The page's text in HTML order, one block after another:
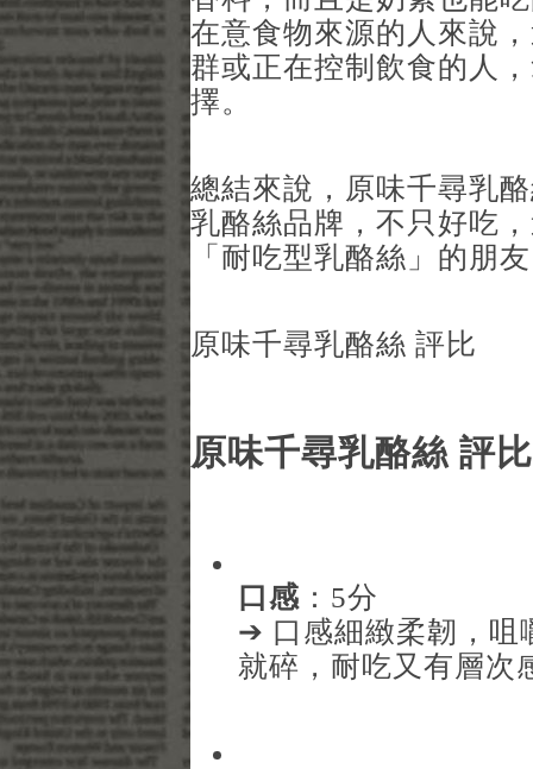
在意食物來源的人來說
群或正在控制飲食的人
擇。
總結來說，原味千尋乳
乳酪絲品牌，不只好吃
「耐吃型乳酪絲」的朋
原味千尋乳酪絲 評比
原味千尋乳酪絲 評比
口感 ：5分
➔ 口感細緻柔韌，咀
就碎，耐吃又有層次